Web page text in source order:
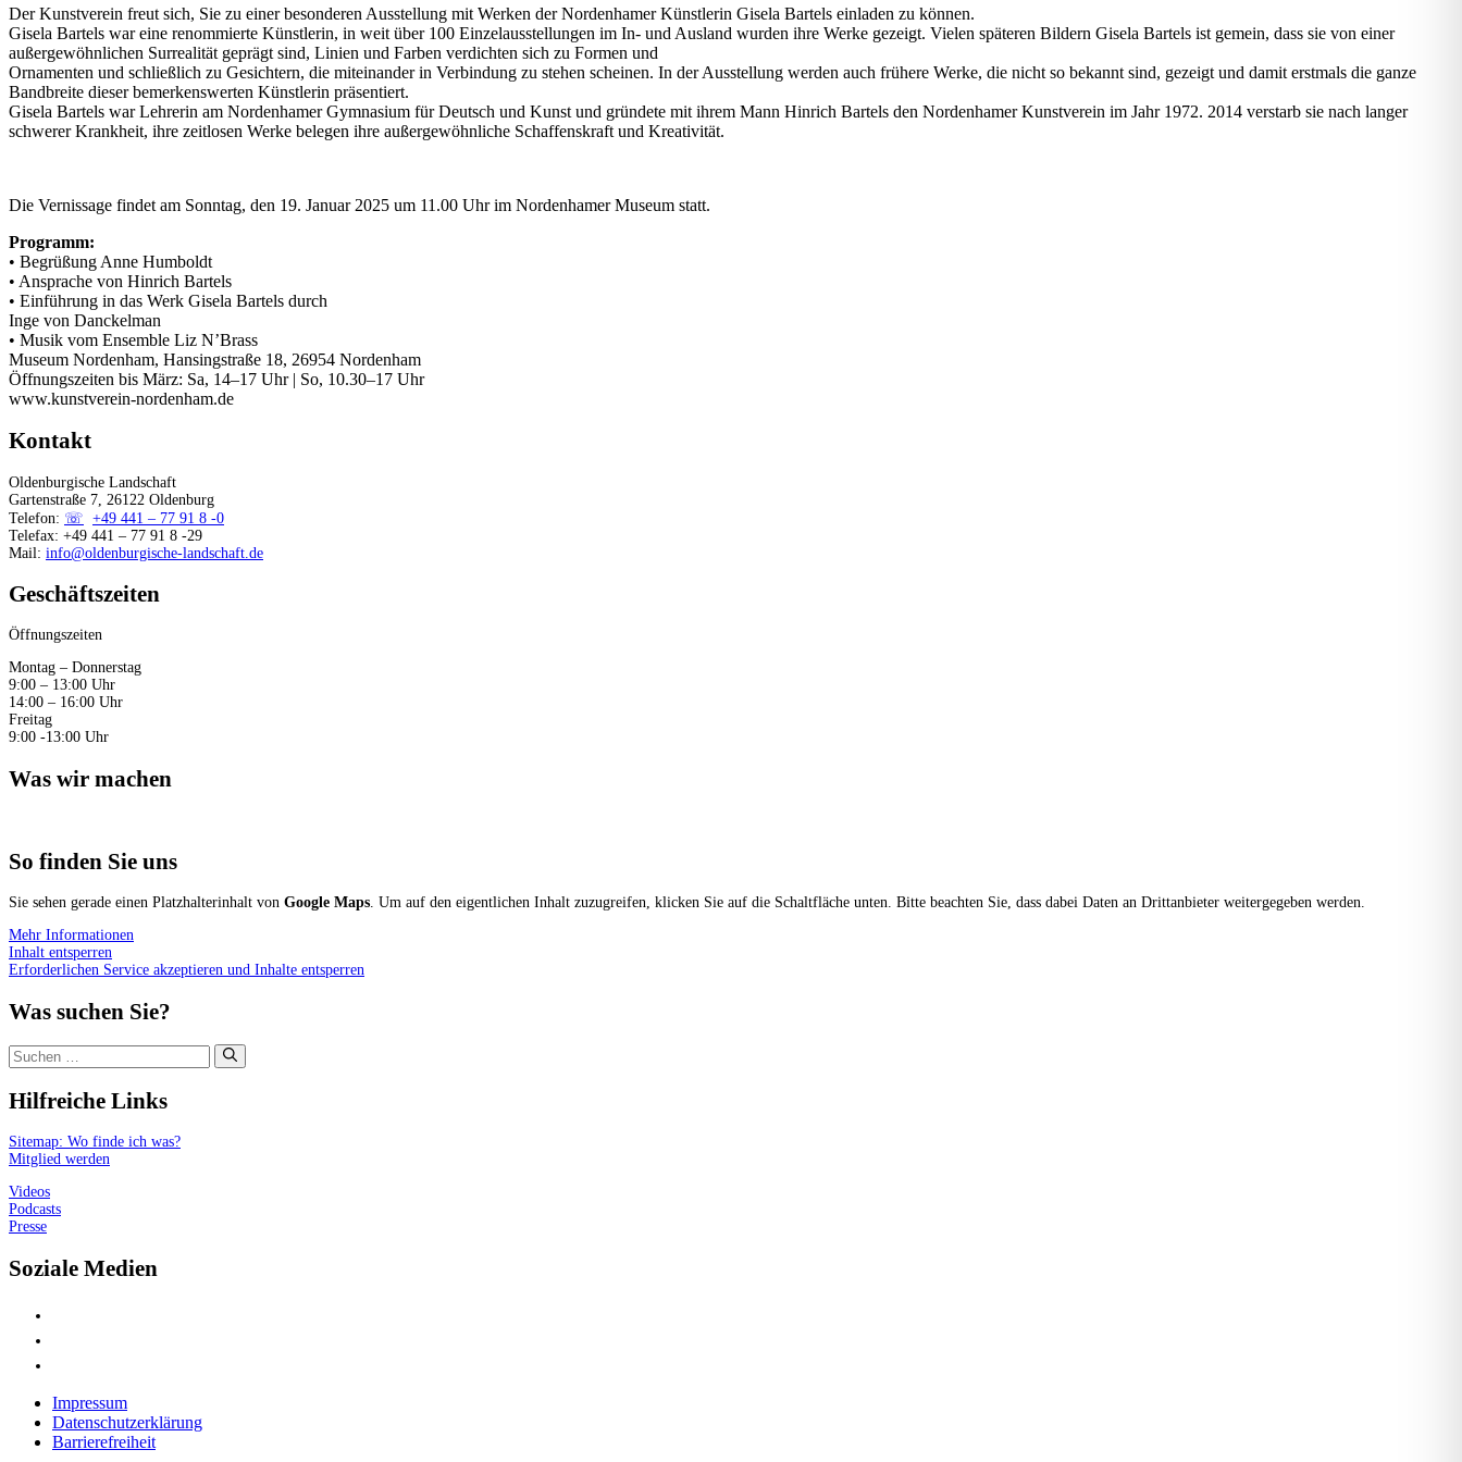
Der Kunstverein freut sich, Sie zu einer besonderen Ausstellung mit Werken der Nordenhamer Künstlerin Gisela Bartels einladen zu können.
Gisela Bartels war eine renommierte Künstlerin, in weit über 100 Einzelausstellungen im In- und Ausland wurden ihre Werke gezeigt. Vielen späteren Bildern Gisela Bartels ist gemein, dass sie von einer
außergewöhnlichen Surrealität geprägt sind, Linien und Farben verdichten sich zu Formen und
Ornamenten und schließlich zu Gesichtern, die miteinander in Verbindung zu stehen scheinen. In der Ausstellung werden auch frühere Werke, die nicht so bekannt sind, gezeigt und damit erstmals die ganze
Bandbreite dieser bemerkenswerten Künstlerin präsentiert.
Gisela Bartels war Lehrerin am Nordenhamer Gymnasium für Deutsch und Kunst und gründete mit ihrem Mann Hinrich Bartels den Nordenhamer Kunstverein im Jahr 1972. 2014 verstarb sie nach langer
schwerer Krankheit, ihre zeitlosen Werke belegen ihre außergewöhnliche Schaffenskraft und Kreativität.
Die Vernissage findet am Sonntag, den 19. Januar 2025 um 11.00 Uhr im Nordenhamer Museum statt.
Programm:
• Begrüßung Anne Humboldt
• Ansprache von Hinrich Bartels
• Einführung in das Werk Gisela Bartels durch
Inge von Danckelman
• Musik vom Ensemble Liz N’Brass
Museum Nordenham, Hansingstraße 18, 26954 Nordenham
Öffnungszeiten bis März: Sa, 14–17 Uhr | So, 10.30–17 Uhr
www.kunstverein-nordenham.de
Kontakt
Oldenburgische Landschaft
Gartenstraße 7, 26122 Oldenburg
Telefon:
+49 441 – 77 91 8 -0
Telefax: +49 441 – 77 91 8 -29
Mail: info@oldenburgische-landschaft.de
Geschäftszeiten
Öffnungszeiten
Montag – Donnerstag
9:00 – 13:00 Uhr
14:00 – 16:00 Uhr
Freitag
9:00 -13:00 Uhr
Was wir machen
So finden Sie uns
Sie sehen gerade einen Platzhalterinhalt von Google Maps. Um auf den eigentlichen Inhalt zuzugreifen, klicken Sie auf die Schaltfläche unten. Bitte beachten Sie, dass dabei Daten an Drittanbieter weitergegeben werden.
Mehr Informationen
Inhalt entsperren
Erforderlichen Service akzeptieren und Inhalte entsperren
Was suchen Sie?
Suchen
nach:
Hilfreiche Links
Sitemap: Wo finde ich was?
Mitglied werden
Videos
Podcasts
Presse
Soziale Medien
Impressum
Datenschutzerklärung
Barrierefreiheit